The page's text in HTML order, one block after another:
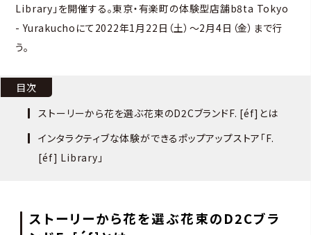
Library」を開催する。東京・有楽町の体験型店舗b8ta Tokyo
- Yurakuchoにて2022年1月22日（土）〜2月4日（金）まで行
う。
目次
ストーリーから花を選ぶ花束のD2CブランドF. [éf]とは
インタラクティブな体験ができるポップアップストア「F.
[éf] Library」
ストーリーから花を選ぶ花束のD2Cブラ